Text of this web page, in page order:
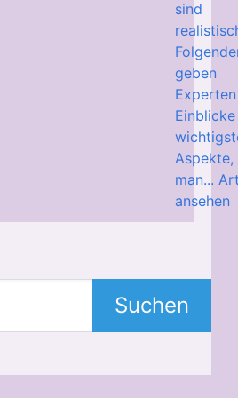
sind
geben
Experten
Aspekte,
man...
ansehen
Suchen